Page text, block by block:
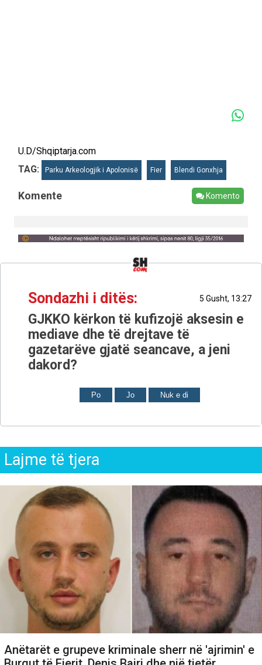
U.D/Shqiptarja.com
TAG:
Parku Arkeologjik i Apolonisë Fier Blendi Gonxhja
Komente Komento
Sondazhi i ditës: 5 Gusht, 13:27
GJKKO kërkon të kufizojë aksesin e
mediave dhe të drejtave të
gazetarëve gjatë seancave, a jeni
dakord?
Po Jo Nuk e di
Lajme të tjera
Anëtarët e grupeve kriminale sherr në 'ajrimin' e